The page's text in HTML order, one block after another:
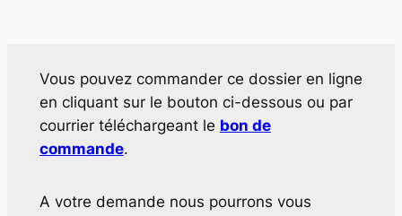
Vous pouvez commander ce dossier en ligne
en cliquant sur le bouton ci-dessous ou par
courrier téléchargeant le bon de
commande.
A votre demande nous pourrons vous